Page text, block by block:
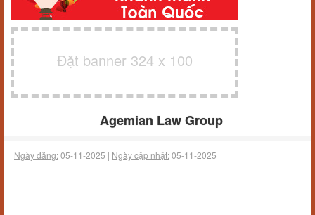
Đặt banner 324 x 100
Agemian Law Group
Ngày đăng:05-11-2025 | Ngày cập nhật:05-11-2025